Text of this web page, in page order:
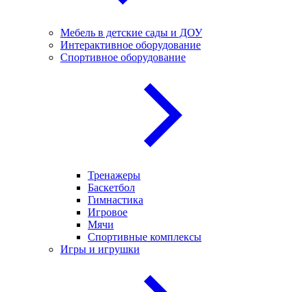
Мебель в детские сады и ДОУ
Интерактивное оборудование
Спортивное оборудование
Тренажеры
Баскетбол
Гимнастика
Игровое
Мячи
Спортивные комплексы
Игры и игрушки